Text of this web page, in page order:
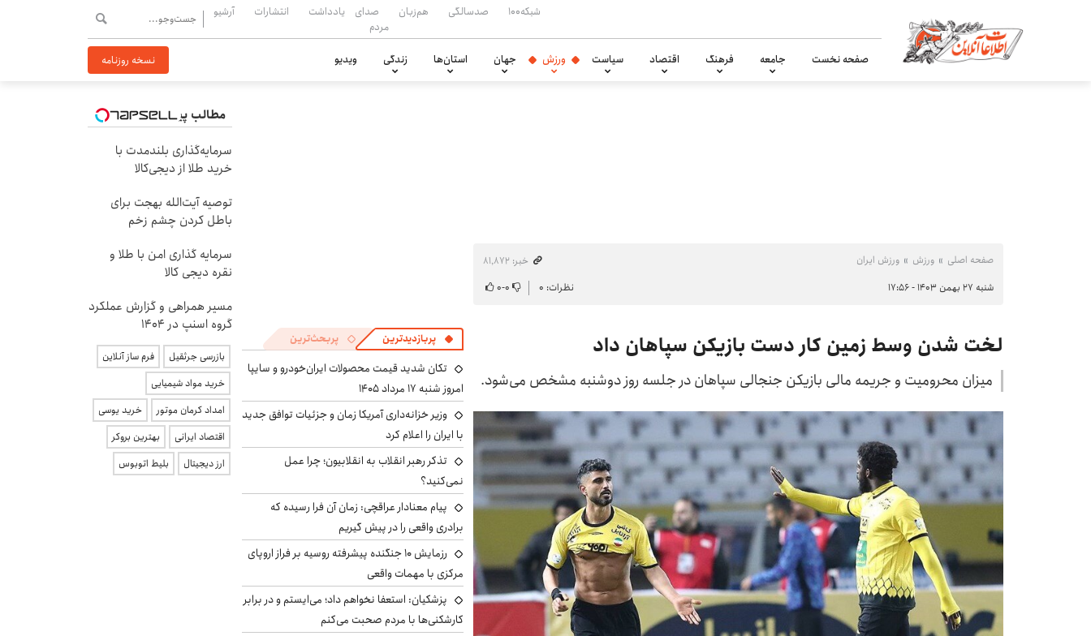
شبکه۱۰۰ صدسالگی هم‌زبان
صدای
مردم
یادداشت انتشارات آرشیو
صفحه نخست جامعه فرهنگ اقتصاد سیاست ورزش جهان استان‌ها زندگی ویدیو نسخه روزنامه
صفحه اصلی ورزش ورزش ایران
خبر: ۸۱٬۸۷۲
شنبه ۲۷ بهمن ۱۴۰۳ - ۱۷:۵۶
نظرات: ۰ ۰-۰
لخت شدن وسط زمین کار دست بازیکن سپاهان داد
میزان محرومیت و جریمه مالی بازیکن جنجالی سپاهان در جلسه روز دوشنبه مشخص می‌شود.
پربازدیدترین پربحث‌ترین
تکان شدید قیمت محصولات ایران‌خودرو و سایپا
امروز شنبه ۱۷ مرداد ۱۴۰۵
وزیر خزانه‌داری آمریکا زمان و جزئیات توافق جدید
با ایران را اعلام کرد
تذکر رهبر انقلاب به انقلابیون؛ چرا عمل
نمی‌کنید؟
پیام معنادار عراقچی: زمان آن فرا رسیده که
برادری واقعی را در پیش گیریم
رزمایش ۱۰ جنگنده پیشرفته روسیه بر فراز اروپای
مرکزی با مهمات واقعی
پزشکیان: استعفا نخواهم داد؛ می‌ایستم و در برابر
کارشکنی‌ها با مردم صحبت می‌کنم
مطالب پیشنهادی
سرمایه‌گذاری بلندمدت با
خرید طلا از دیجی‌کالا
توصیه آیت‌الله بهجت برای
باطل کردن چشم زخم
سرمایه گذاری امن با طلا و
نقره دیجی کالا
مسیر همراهی و گزارش عملکرد
گروه اسنپ در ۱۴۰۴
بازرسی جرثقیل
فرم ساز آنلاین
خرید مواد شیمیایی
امداد کرمان موتور
خرید یوسی
اقتصاد ایرانی
بهترین بروکر
ارز دیجیتال
بلیط اتوبوس